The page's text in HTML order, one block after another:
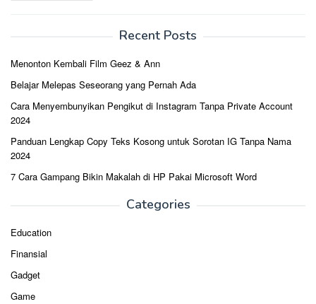
Recent Posts
Menonton Kembali Film Geez & Ann
Belajar Melepas Seseorang yang Pernah Ada
Cara Menyembunyikan Pengikut di Instagram Tanpa Private Account
2024
Panduan Lengkap Copy Teks Kosong untuk Sorotan IG Tanpa Nama
2024
7 Cara Gampang Bikin Makalah di HP Pakai Microsoft Word
Categories
Education
Finansial
Gadget
Game